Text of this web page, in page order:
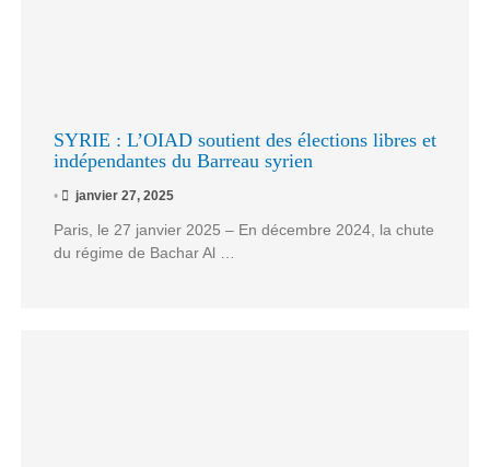
SYRIE : L’OIAD soutient des élections libres et
indépendantes du Barreau syrien
• janvier 27, 2025
Paris, le 27 janvier 2025 – En décembre 2024, la chute
du régime de Bachar Al …